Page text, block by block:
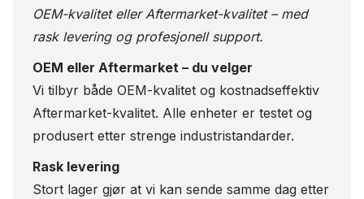
OEM-kvalitet eller Aftermarket-kvalitet – med
rask levering og profesjonell support.
OEM eller Aftermarket – du velger
Vi tilbyr både OEM-kvalitet og kostnadseffektiv
Aftermarket-kvalitet. Alle enheter er testet og
produsert etter strenge industristandarder.
Rask levering
Stort lager gjør at vi kan sende samme dag etter